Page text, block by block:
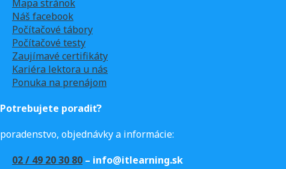
Mapa stránok
Náš facebook
Počítačové tábory
Počítačové testy
Zaujímavé certifikáty
Kariéra lektora u nás
Ponuka na prenájom
Potrebujete poradiť?
poradenstvo, objednávky a informácie:
02 / 49 20 30 80 – info@itlearning.sk